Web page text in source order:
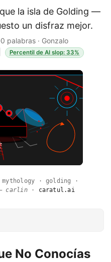
la isla de Golding —
un disfraz mejor.
palabras · Gonzalo
Percentil de AI slop: 33%
· golding ·
carlin· caratul.ai
No Conocías